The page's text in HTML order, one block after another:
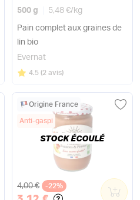
500 g 5,48 €/ kg
Pain complet aux graines de
lin bio
Evernat
Note
4.5 sur 5
(2 avis)
Origine France
Anti-gaspi
Ancien prix
4,00 € -22% 0
STOCK ÉCOULÉ